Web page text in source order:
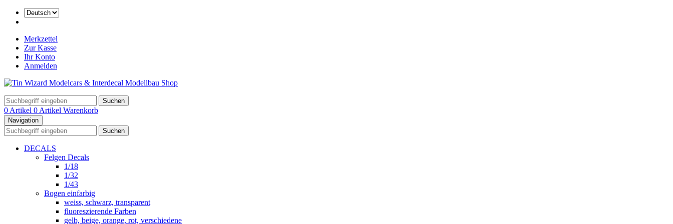
Merkzettel
Zur Kasse
Ihr Konto
Anmelden
Suchen
0 Artikel 0 Artikel Warenkorb
Navigation
Suchen
DECALS
Felgen Decals
1/18
1/32
1/43
Bogen einfarbig
weiss, schwarz, transparent
fluoreszierende Farben
gelb, beige, orange, rot, verschiedene